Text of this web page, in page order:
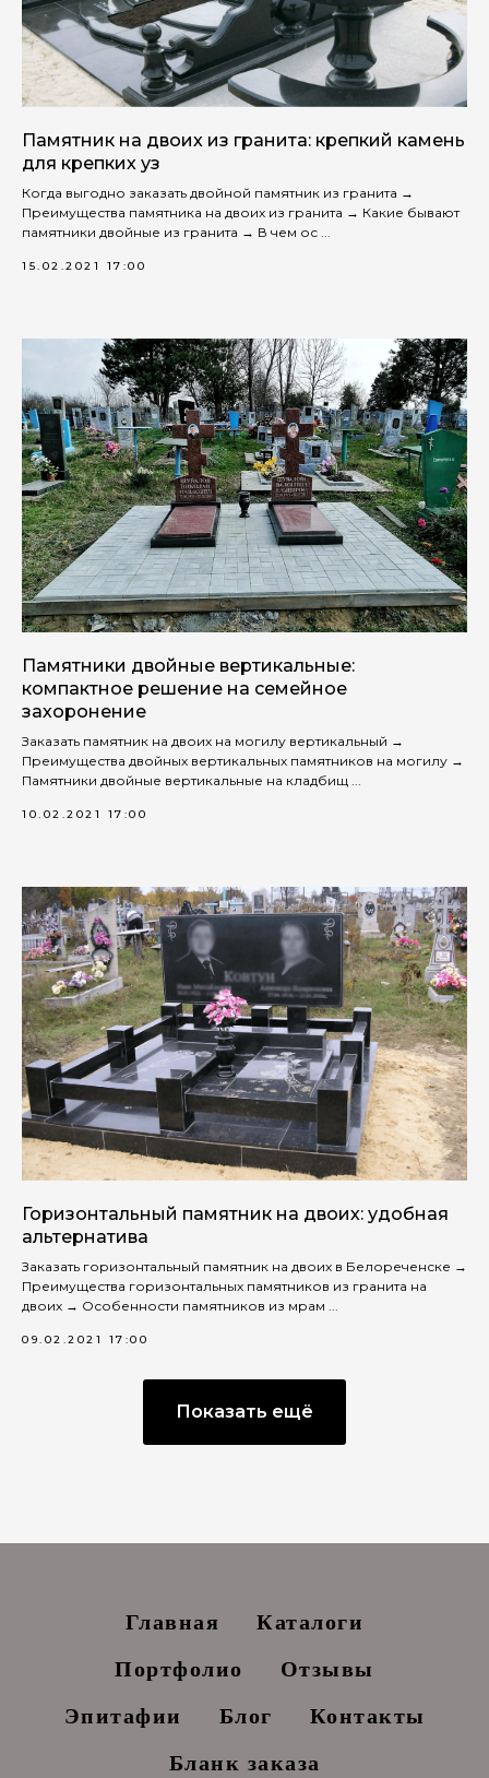
Памятник на двоих из гранита: крепкий камень
для крепких уз
Когда выгодно заказать двойной памятник из гранита →
Преимущества памятника на двоих из гранита → Какие бывают
памятники двойные из гранита → В чем ос ...
15.02.2021 17:00
Памятники двойные вертикальные:
компактное решение на семейное
захоронение
Заказать памятник на двоих на могилу вертикальный →
Преимущества двойных вертикальных памятников на могилу →
Памятники двойные вертикальные на кладбищ ...
10.02.2021 17:00
Горизонтальный памятник на двоих: удобная
альтернатива
Заказать горизонтальный памятник на двоих в Белореченске →
Преимущества горизонтальных памятников из гранита на
двоих → Особенности памятников из мрам ...
09.02.2021 17:00
Показать ещё
Главная
Каталоги
Портфолио
Отзывы
Эпитафии
Блог
Контакты
Бланк заказа